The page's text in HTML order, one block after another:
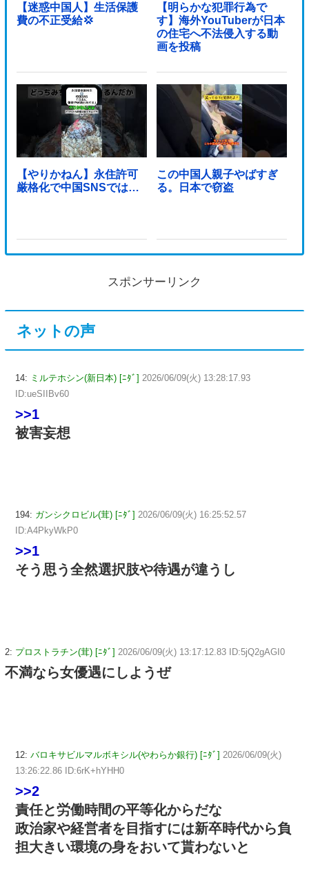
【迷惑中国人】生活保護
費の不正受給💢
【明らかな犯罪行為で
す】海外YouTuberが日本
の住宅へ不法侵入する動
画を投稿
【やりかねん】永住許可
厳格化で中国SNSでは…
この中国人親子やばすぎ
る。日本で窃盗
スポンサーリンク
ネットの声
14: ミルテホシン(新日本) [ﾆﾀﾞ] 2026/06/09(火) 13:28:17.93
ID:ueSIIBv60
>>1
被害妄想
194: ガンシクロビル(茸) [ﾆﾀﾞ] 2026/06/09(火) 16:25:52.57
ID:A4PkyWkP0
>>1
そう思う全然選択肢や待遇が違うし
2: プロストラチン(茸) [ﾆﾀﾞ] 2026/06/09(火) 13:17:12.83 ID:5jQ2gAGI0
不満なら女優遇にしようぜ
12: バロキサビルマルボキシル(やわらか銀行) [ﾆﾀﾞ] 2026/06/09(火)
13:26:22.86 ID:6rK+hYHH0
>>2
責任と労働時間の平等化からだな
政治家や経営者を目指すには新卒時代から負
担大きい環境の身をおいて貰わないと